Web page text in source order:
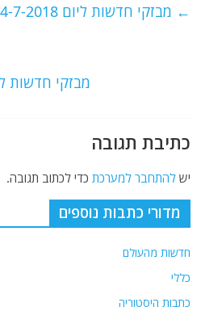
s
g
l
er
e
o
← מבזקי חדשות ליום 4-7-2018.מתעדכן
מבזקי חדשות ליום 5-7-
כתיבת תגובה
ישלהתחבר למערכת כדי לכתוב תגובה.
מדורי כתבות נוספים
חדשות מהעולם
כללי
כתבות היסטוריה